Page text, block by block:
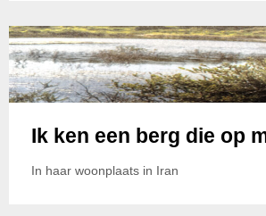
Ik ken een berg die op
In haar woonplaats in Iran